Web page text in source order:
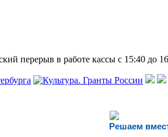
перерыв в работе кассы с 15:40 до
Решаем